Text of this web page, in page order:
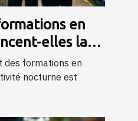
en
elles la
?
des formations en
nocturne est